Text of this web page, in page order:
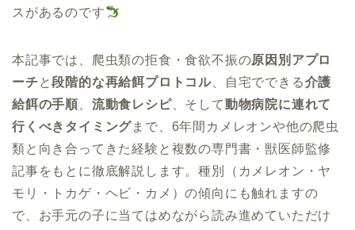
スがあるのです
本記事では、爬虫類の拒食・食欲不振の原因別アプロ
ーチと段階的な再給餌プロトコル 、自宅でできる介護
給餌の手順
流動食レシピ、そして動物病院に連れて
行くべきタイミングまで、6年間カメレオンや他の爬虫
類と向き合ってきた経験と複数の専門書・獣医師監修
記事をもとに徹底解説します。種別（カメレオン・ヤ
モリ・トカゲ・ヘビ・カメ）の傾向にも触れますの
で、お手元の子に当てはめながら読み進めていただけ